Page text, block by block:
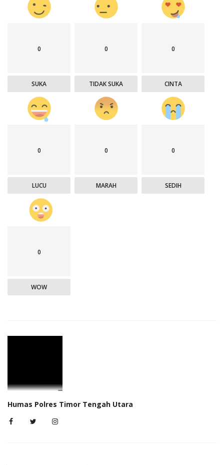
0
SUKA
0
TIDAK SUKA
0
CINTA
0
LUCU
0
MARAH
0
SEDIH
0
WOW
Humas Polres Timor Tengah Utara